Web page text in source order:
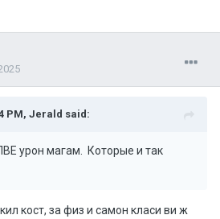
PM, Jerald said:
урон магам. Которые и так
кост, за физ и самон класи ви ж